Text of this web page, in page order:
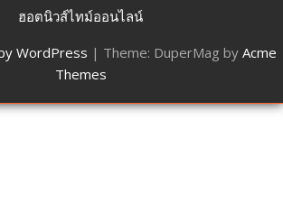
ฮอตนิวส์ไทม์ออนไลน์
WordPress | Theme: DuperMag by Acme
Themes